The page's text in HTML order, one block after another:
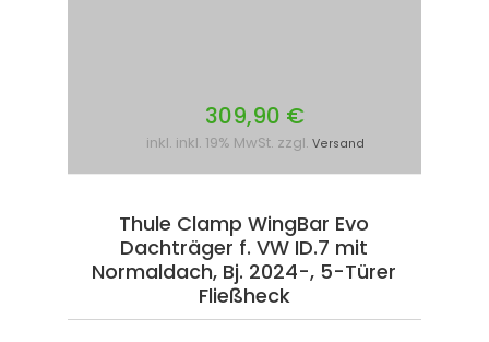
309,90 €
inkl. inkl. 19% MwSt. zzgl. Versand
Thule Clamp WingBar Evo
Dachträger f. VW ID.7 mit
Normaldach, Bj. 2024-, 5-Türer
Fließheck